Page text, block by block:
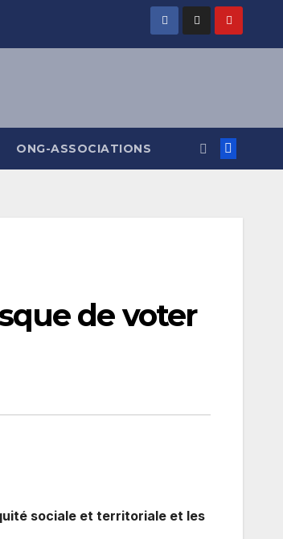
ONG-ASSOCIATIONS
de voter
sociale et territoriale et les